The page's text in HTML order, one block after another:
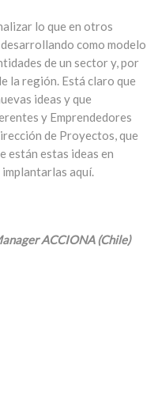
lo que en otros
como modelo
de un sector y, por
la región. Está claro que
ideas y que
y Emprendedores
de Proyectos, que
están estas ideas en
aquí.
ACCIONA (Chile)